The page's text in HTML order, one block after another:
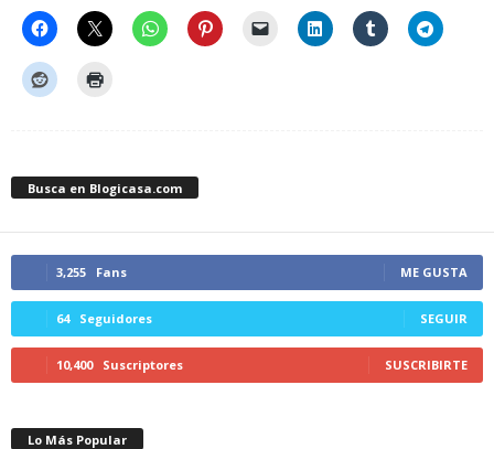
Busca en Blogicasa.com
3,255 Fans ME GUSTA
64 Seguidores SEGUIR
10,400 Suscriptores SUSCRIBIRTE
Lo Más Popular